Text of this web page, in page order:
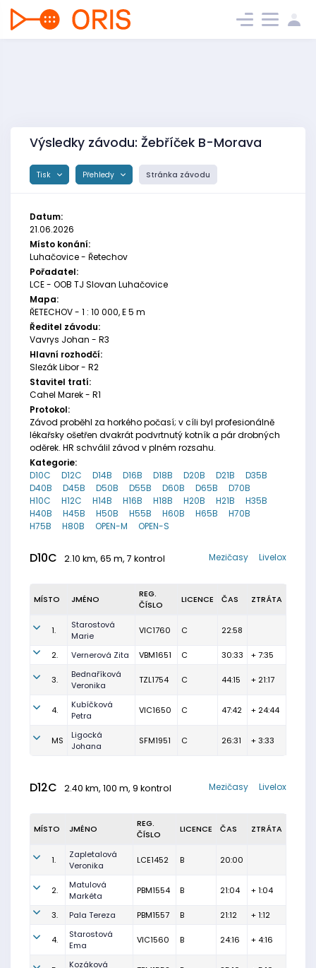
Výsledky závodu: Žebříček B-Morava
Tisk Přehledy Stránka závodu
Datum:
21.06.2026
Místo konání:
Luhačovice - Řetechov
Pořadatel:
LCE - OOB TJ Slovan Luhačovice
Mapa:
ŘETECHOV - 1 : 10 000, E 5 m
Ředitel závodu:
Vavrys Johan - R3
Hlavní rozhodčí:
Slezák Libor - R2
Stavitel tratí:
Cahel Marek - R1
Protokol:
Závod proběhl za horkého počasí; v cíli byl profesionálně
lékařsky ošetřen dvakrát podvrtnutý kotník a pár drobných
oděrek. HR schválil závod v plném rozsahu.
Kategorie:
D10C
D12C D14B D16B D18B D20B D21B
D35B
D40B
D45B D50B D55B D60B D65B
D70B
H10C
H12C H14B H16B H18B H20B H21B
H35B
H40B
H45B H50B H55B H60B H65B
H70B
H75B
H80B OPEN-M OPEN-S
D10C 2.10 km, 65 m, 7 kontrol Livelox
Mezičasy
MÍSTO JMÉNO
REG.
ČÍSLO
LICENCE ČAS ZTRÁTA
1.
Starostová
Marie
VIC1760 C 22:58
2. Vernerová Zita VBM1651 C 30:33 + 7:35
3.
Bednaříková
Veronika
TZL1754 C 44:15 + 21:17
4.
Kubíčková
Petra
VIC1650 C 47:42 + 24:44
MS
Ligocká
Johana
SFM1951 C 26:31 + 3:33
D12C 2.40 km, 100 m, 9 kontrol Livelox
Mezičasy
MÍSTO JMÉNO
REG.
ČÍSLO
LICENCE ČAS ZTRÁTA
1.
Zapletalová
Veronika
LCE1452 B 20:00
2.
Matulová
Markéta
PBM1554 B 21:04 + 1:04
3. Pala Tereza PBM1557 B 21:12 + 1:12
4.
Starostová
Ema
VIC1560 B 24:16 + 4:16
Kozáková